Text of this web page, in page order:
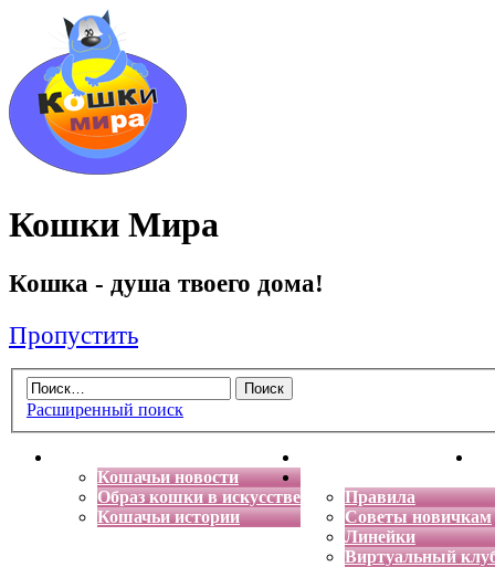
Кошки Мира
Кошка - душа твоего дома!
Пропустить
Расширенный поиск
Кошачьи новости
Образ кошки в искусстве
Кошачьи истории
Энциклопедия кошек
Правила
Советы новичкам
Линейки
Виртуальный